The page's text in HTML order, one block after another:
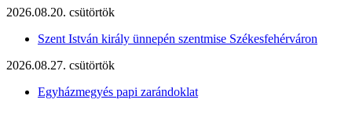
2026.08.20. csütörtök
Szent István király ünnepén szentmise Székesfehérváron
2026.08.27. csütörtök
Egyházmegyés papi zarándoklat